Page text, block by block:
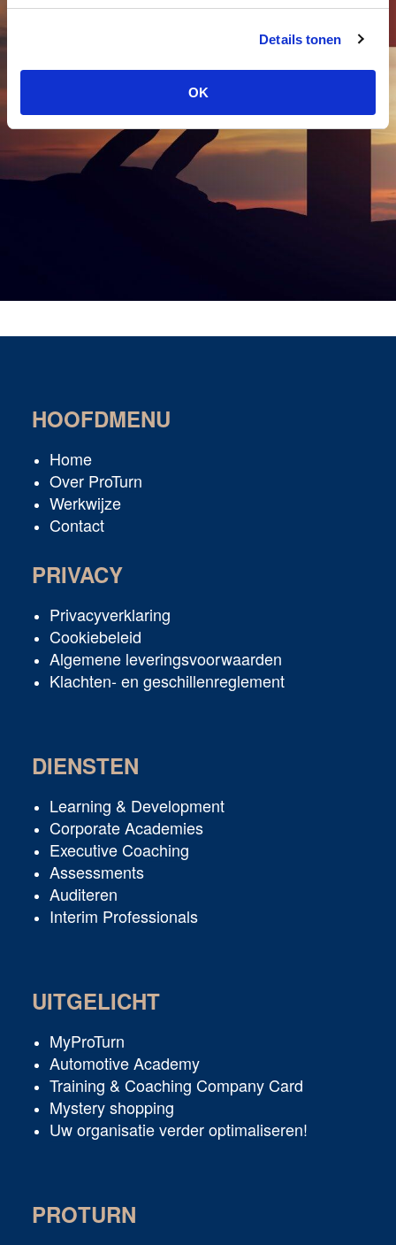
Details tonen
OK
HOOFDMENU
Home
Over ProTurn
Werkwijze
Contact
PRIVACY
Privacyverklaring
Cookiebeleid
Algemene leveringsvoorwaarden
Klachten- en geschillenreglement
DIENSTEN
Learning & Development
Corporate Academies
Executive Coaching
Assessments
Auditeren
Interim Professionals
UITGELICHT
MyProTurn
Automotive Academy
Training & Coaching Company Card
Mystery shopping
Uw organisatie verder optimaliseren!
PROTURN